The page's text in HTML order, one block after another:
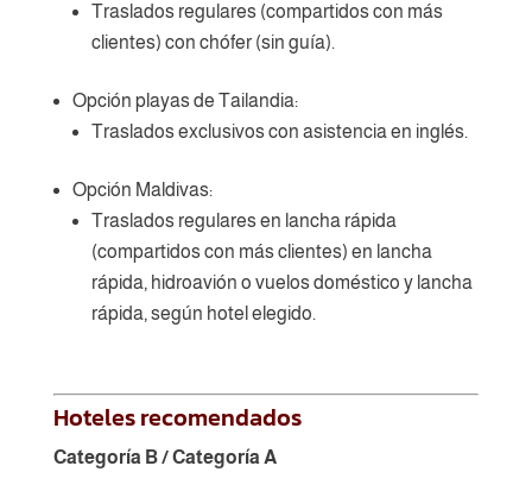
Traslados regulares (compartidos con más
clientes) con chófer (sin guía).
Opción playas de Tailandia:
Traslados exclusivos con asistencia en inglés.
Opción Maldivas:
Traslados regulares en lancha rápida
(compartidos con más clientes) en lancha
rápida, hidroavión o vuelos doméstico y lancha
rápida, según hotel elegido.
Hoteles recomendados
Categoría B / Categoría A